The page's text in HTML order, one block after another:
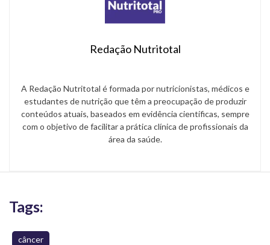
Redação Nutritotal
A Redação Nutritotal é formada por nutricionistas, médicos e
estudantes de nutrição que têm a preocupação de produzir
conteúdos atuais, baseados em evidência científicas, sempre
com o objetivo de facilitar a prática clínica de profissionais da
área da saúde.
Tags:
câncer